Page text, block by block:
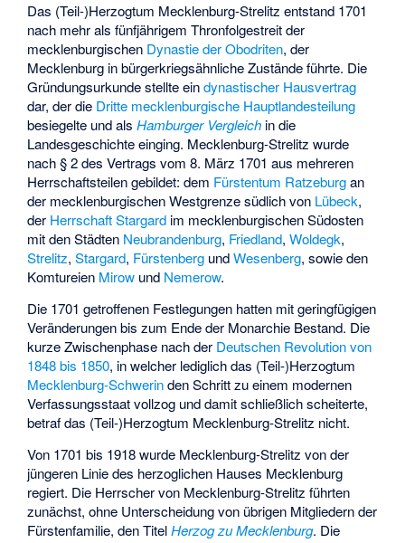
Das (Teil-)Herzogtum Mecklenburg-Strelitz entstand 1701
nach mehr als fünfjährigem Thronfolgestreit der
mecklenburgischen Dynastie der Obodriten, der
Mecklenburg in bürgerkriegsähnliche Zustände führte. Die
Gründungsurkunde stellte eindynastischer Hausvertrag
dar, der die Dritte mecklenburgische Hauptlandesteilung
besiegelte und alsHamburger Vergleich in die
Landesgeschichte einging. Mecklenburg-Strelitz wurde
nach § 2 des Vertrags vom 8. März 1701 aus mehreren
Herrschaftsteilen gebildet: dem Fürstentum Ratzeburgan
der mecklenburgischen Westgrenze südlich von Lübeck,
der Herrschaft Stargard im mecklenburgischen Südosten
mit den Städten Neubrandenburg, Friedland,Woldegk,
Strelitz,Stargard, Fürstenberg undWesenberg, sowie den
Komtureien Mirow und Nemerow.
Die 1701 getroffenen Festlegungen hatten mit geringfügigen
Veränderungen bis zum Ende der Monarchie Bestand. Die
kurze Zwischenphase nach der Deutschen Revolution von
1848 bis 1850, in welcher lediglich das (Teil-)Herzogtum
Mecklenburg-Schwerinden Schritt zu einem modernen
Verfassungsstaat vollzog und damit schließlich scheiterte,
betraf das (Teil-)Herzogtum Mecklenburg-Strelitz nicht.
Von 1701 bis 1918 wurde Mecklenburg-Strelitz von der
jüngeren Linie des herzoglichen Hauses Mecklenburg
regiert. Die Herrscher von Mecklenburg-Strelitz führten
zunächst, ohne Unterscheidung von übrigen Mitgliedern der
Fürstenfamilie, den TitelHerzog zu Mecklenburg. Die